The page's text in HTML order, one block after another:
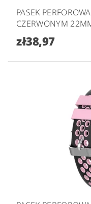
PASEK
CZERWONYM
zł38,97